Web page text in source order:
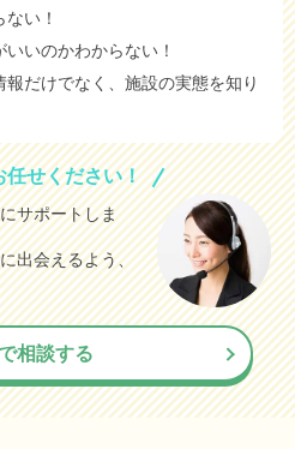
い！
いのかわからない！
だけでなく、施設の実態を知り
任せください！
サポートしま
出会えるよう、
相談する